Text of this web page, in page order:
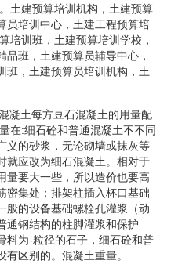
土建预算培训机构，土建预算
员培训中心，土建工程预算培
培训班，土建预算培训学校，
班，土建预算员辅导中心，
班，土建预算员培训机构，土
凝土每方豆石混凝土的用量配
在:细石砼和普通混凝土不不同
义的砂浆，无论砌墙或抹灰等
就应改为细石混凝土。相对于
量要大一些，所以造价也要高
密集处；排架柱插入杯口基础
般的设备基础螺栓孔灌浆（动
通钢结构的柱脚灌浆和保护
料为-粒径的石子，细石砼和普
区别的。混凝土重量。